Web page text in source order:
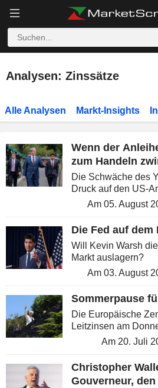
Analysen: Zinssätze
Alle Analysen Markt-Insights
Wenn der
zum Handeln
Die Schwäche des
Druck auf den US-
Am 05. August
Die Fed auf
Will Kevin Warsh
Markt auslagern?
Am 03. August
Sommerpause
Die Europäische
Leitzinsen am
lassen. Die
bis zwei
Am 20. Juli
Christopher
Gouverneur,